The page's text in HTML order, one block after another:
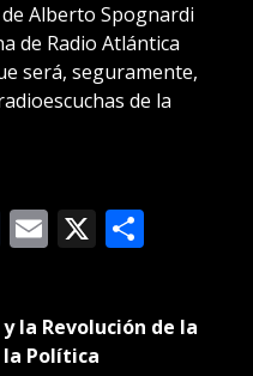
Alberto Spognardi
de Radio Atlántica
será, seguramente,
de la
Google
Email
X
la Revolución de la
Política